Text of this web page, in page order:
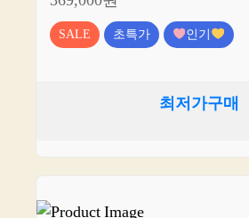
SALE 초특가 인기
최저가구매